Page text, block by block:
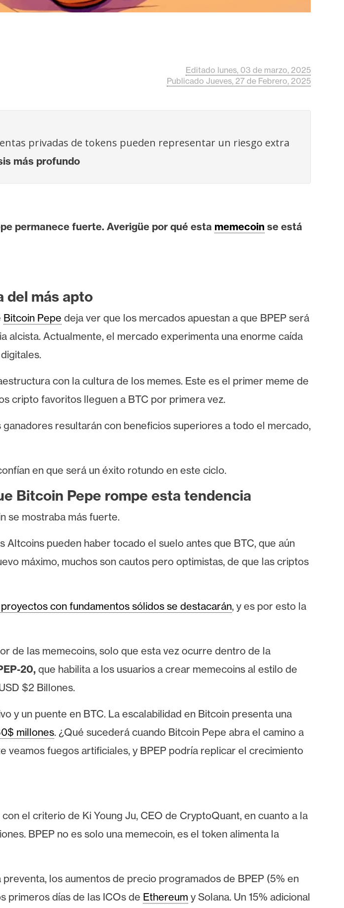
Editado lunes, 03 de marzo, 2025
Publicado Jueves, 27 de Febrero, 2025
privadas de tokens pueden representar un riesgo extra
más profundo
permanece fuerte. Averigüe por qué esta memecoin se está
del más apto
Bitcoin Pepe deja ver que los mercados apuestan a que BPEP será
alcista. Actualmente, el mercado experimenta una enorme caída
con la cultura de los memes. Este es el primer meme de
cripto favoritos lleguen a BTC por primera vez.
resultarán con beneficios superiores a todo el mercado,
en que será un éxito rotundo en este ciclo.
Bitcoin Pepe rompe esta tendencia
se mostraba más fuerte.
pueden haber tocado el suelo antes que BTC, que aún
máximo, muchos son cautos pero optimistas, de que las criptos
con fundamentos sólidos se destacarán, y es por esto la
de las memecoins, solo que esta vez ocurre dentro de la
20,que habilita a los usuarios a crear memecoins al estilo de
$2 Billones.
y un puente en BTC. La escalabilidad en Bitcoin presenta una
millones. ¿Qué sucederá cuando Bitcoin Pepe abra el camino a
veamos fuegos artificiales, y BPEP podría replicar el crecimiento
el criterio de Ki Young Ju, CEO de CryptoQuant, en cuanto a la
BPEP no es solo una memecoin, es el token alimenta la
los aumentos de precio programados de BPEP (5% en
primeros días de las ICOs de Ethereum y Solana. Un 15% adicional